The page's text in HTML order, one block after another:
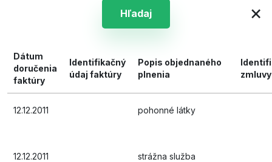
Hľadaj ×
Dátum
doručenia
faktúry
Identifikačný
údaj faktúry
Popis objednaného
plnenia
zmluvy
12.12.2011 pohonné látky
12.12.2011 strážna služba